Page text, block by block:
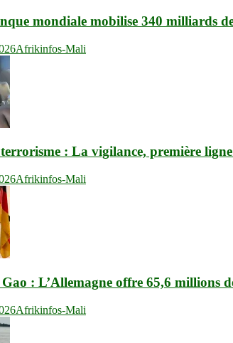
mondiale mobilise 340 milliards
Afrikinfos-Mali
: La vigilance, première ligne
Afrikinfos-Mali
: L’Allemagne offre 65,6 millions
Afrikinfos-Mali